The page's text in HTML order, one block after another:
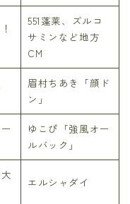
551蓬莱、ズルコ
サミンなど地方
CM
眉村ちあき「顔ド
ン」
ゆこぴ「強風オー
ルバック」
エルシャダイ